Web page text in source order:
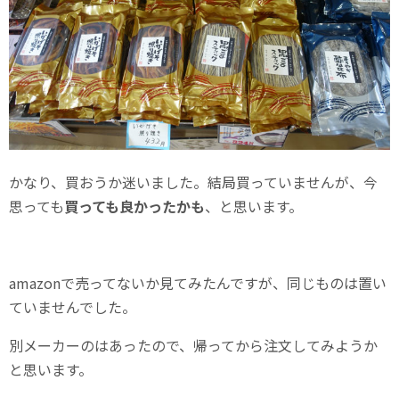
かなり、買おうか迷いました。結局買っていませんが、今
思っても買っても良かったかも、と思います。
amazonで売ってないか見てみたんですが、同じものは置い
ていませんでした。
別メーカーのはあったので、帰ってから注文してみようか
と思います。